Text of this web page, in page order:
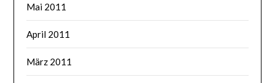
Mai 2011
April 2011
März 2011